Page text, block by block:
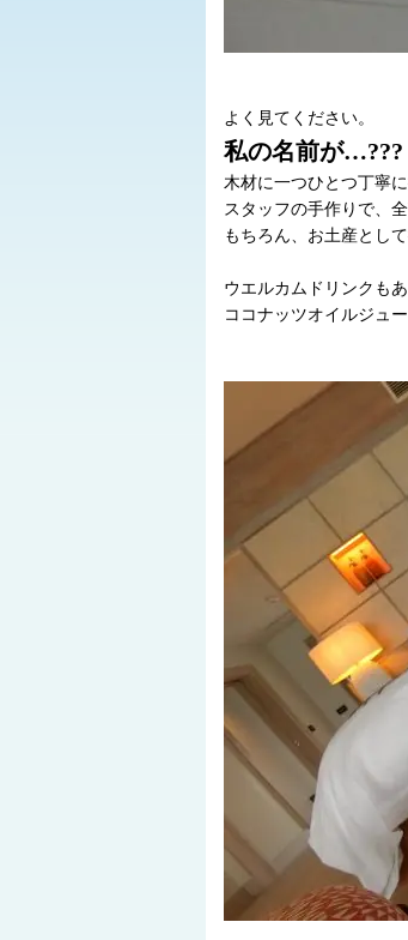
よく見てください。
私の名前が…???
木材に一つひとつ丁寧
スタッフの手作りで、
もちろん、お土産とし
ウエルカムドリンクも
ココナッツオイルジュ